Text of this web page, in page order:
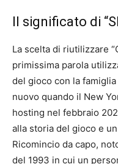
Il significato di
La scelta di riutilizzare
primissima parola
del gioco con la
nuovo quando il New
hosting nel febbraio
alla storia del gioco e
Ricomincio da capo,
del 1993 in cui un